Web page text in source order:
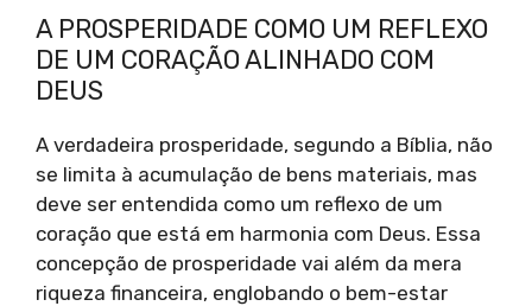
A PROSPERIDADE COMO UM REFLEXO
DE UM CORAÇÃO ALINHADO COM
DEUS
A verdadeira prosperidade, segundo a Bíblia, não
se limita à acumulação de bens materiais, mas
deve ser entendida como um reflexo de um
coração que está em harmonia com Deus. Essa
concepção de prosperidade vai além da mera
riqueza financeira, englobando o bem-estar